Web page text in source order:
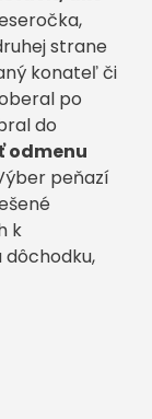
strane
konateľ či
po
do
odmenu
peňazí
k